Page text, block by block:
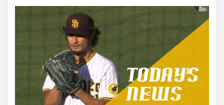
STAY HOME
Steaming
Stream america
splashmountain
south of the south
Streaming
Siri ShouheiOhtani
SHURE
Silicon
siliconvalley
Simフリー
SIMフリースマートフォンの夢
Sincerity Is Scary
Sir SlySONG sleep
SOTO